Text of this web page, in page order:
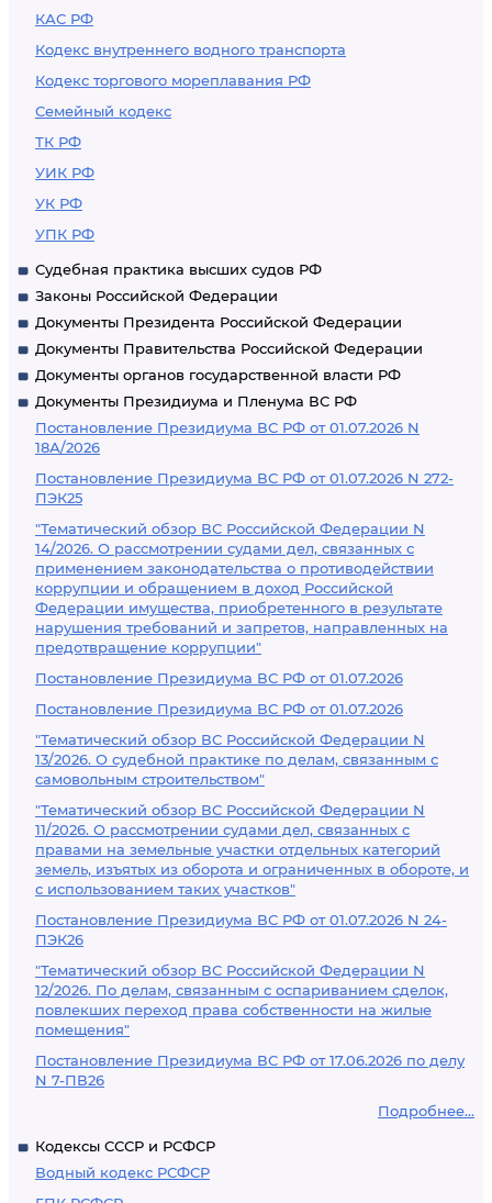
КАС РФ
Кодекс внутреннего водного транспорта
Кодекс торгового мореплавания РФ
Семейный кодекс
ТК РФ
УИК РФ
УК РФ
УПК РФ
Судебная практика высших судов РФ
Законы Российской Федерации
Документы Президента Российской Федерации
Документы Правительства Российской Федерации
Документы органов государственной власти РФ
Документы Президиума и Пленума ВС РФ
Постановление Президиума ВС РФ от 01.07.2026 N
18А/2026
Постановление Президиума ВС РФ от 01.07.2026 N 272-
ПЭК25
"Тематический обзор ВС Российской Федерации N
14/2026. О рассмотрении судами дел, связанных с
применением законодательства о противодействии
коррупции и обращением в доход Российской
Федерации имущества, приобретенного в результате
нарушения требований и запретов, направленных на
предотвращение коррупции"
Постановление Президиума ВС РФ от 01.07.2026
Постановление Президиума ВС РФ от 01.07.2026
"Тематический обзор ВС Российской Федерации N
13/2026. О судебной практике по делам, связанным с
самовольным строительством"
"Тематический обзор ВС Российской Федерации N
11/2026. О рассмотрении судами дел, связанных с
правами на земельные участки отдельных категорий
земель, изъятых из оборота и ограниченных в обороте, и
с использованием таких участков"
Постановление Президиума ВС РФ от 01.07.2026 N 24-
ПЭК26
"Тематический обзор ВС Российской Федерации N
12/2026. По делам, связанным с оспариванием сделок,
повлекших переход права собственности на жилые
помещения"
Постановление Президиума ВС РФ от 17.06.2026 по делу
N 7-ПВ26
Подробнее...
Кодексы СССР и РСФСР
Водный кодекс РСФСР